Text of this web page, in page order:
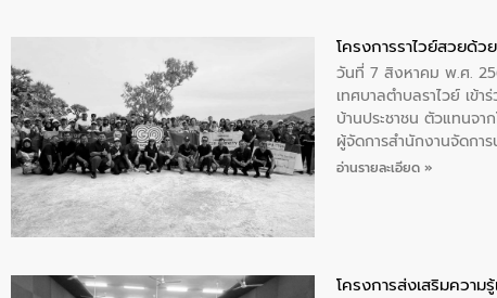
โครงการราไวย์สวยด้วย
วันที่ 7 สิงหาคม พ.ศ.
เทศบาลตำบลราไวย์ เข้
บ้านประชาชน ตัวแทนจา
ผู้จัดการสำนักงานจัดกา
บริเวณแหลมพรหมเทพ ห
อ่านรายละเอียด »
โครงการส่งเสริมความ